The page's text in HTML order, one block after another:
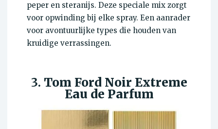
peper en steranijs. Deze speciale mix zorgt
voor opwinding bij elke spray. Een aanrader
voor avontuurlijke types die houden van
kruidige verrassingen.
3. Tom Ford Noir Extreme
Eau de Parfum